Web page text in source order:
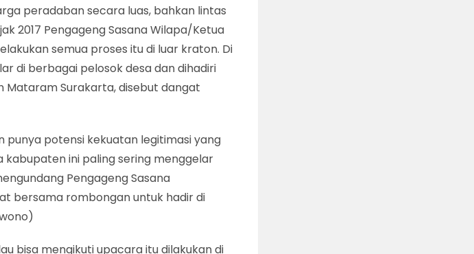
peradaban secara luas, bahkan lintas
2017 Pengageng Sasana Wilapa/Ketua
semua proses itu di luar kraton. Di
di berbagai pelosok desa dan dihadiri
Surakarta, disebut dangat
punya potensi kekuatan legitimasi yang
kabupaten ini paling sering menggelar
Pengageng Sasana
bersama rombongan untuk hadir di
bisa mengikuti upacara itu dilakukan di